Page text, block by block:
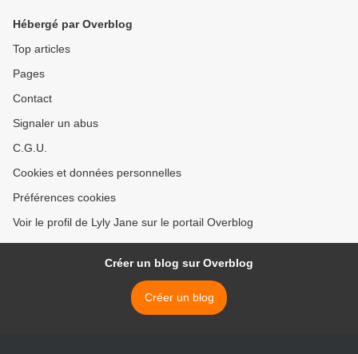
Hébergé par Overblog
Top articles
Pages
Contact
Signaler un abus
C.G.U.
Cookies et données personnelles
Préférences cookies
Voir le profil de Lyly Jane sur le portail Overblog
Créer un blog sur Overblog
Créer un blog